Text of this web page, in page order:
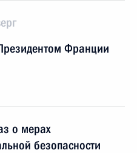
Франции
о мерах
безопасности